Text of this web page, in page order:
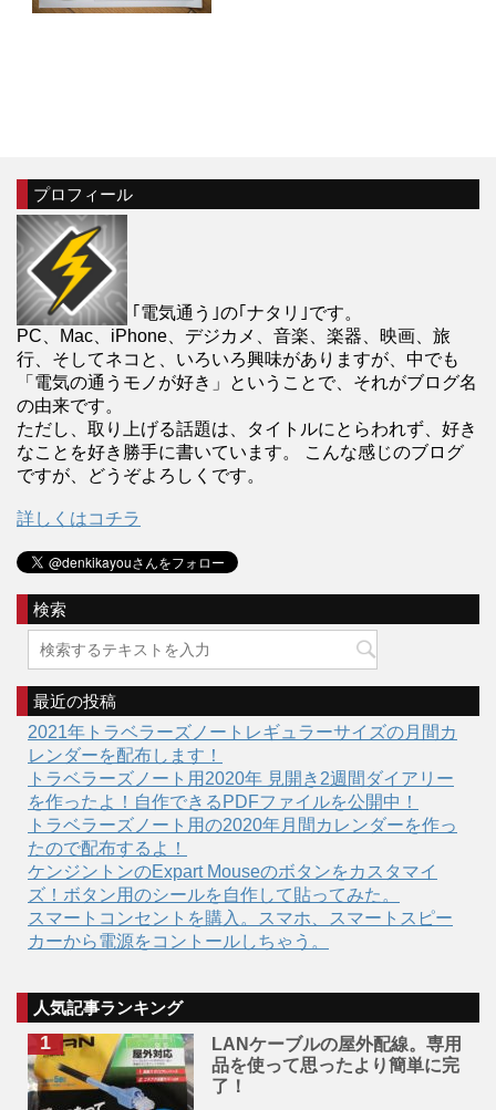
プロフィール
｢電気通う｣の｢ナタリ｣です。
PC、Mac、iPhone、デジカメ、音楽、楽器、映画、旅
行、そしてネコと、いろいろ興味がありますが、中でも
「電気の通うモノが好き」ということで、それがブログ名
の由来です。
ただし、取り上げる話題は、タイトルにとらわれず、好き
なことを好き勝手に書いています。 こんな感じのブログ
ですが、どうぞよろしくです。
詳しくはコチラ
検索
最近の投稿
2021年トラベラーズノートレギュラーサイズの月間カ
レンダーを配布します！
トラベラーズノート用2020年 見開き2週間ダイアリー
を作ったよ！自作できるPDFファイルを公開中！
トラベラーズノート用の2020年月間カレンダーを作っ
たので配布するよ！
ケンジントンのExpart Mouseのボタンをカスタマイ
ズ！ボタン用のシールを自作して貼ってみた。
スマートコンセントを購入。スマホ、スマートスピー
カーから電源をコントールしちゃう。
人気記事ランキング
LANケーブルの屋外配線。専用
品を使って思ったより簡単に完
了！